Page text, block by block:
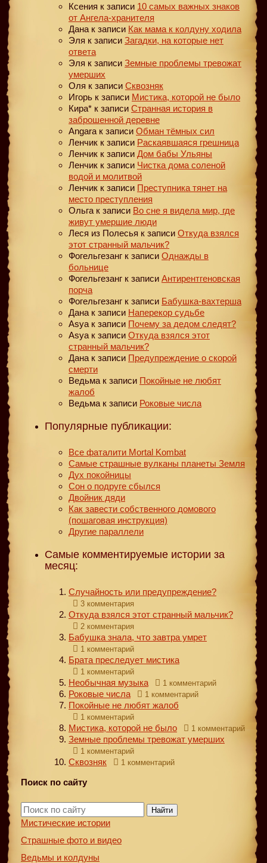
Ксения к записи 10 самых важных знаков
от Ангела-хранителя
Дана к записи Как мама к колдуну ходила
Эля к записи Загадки, на которые нет
ответа
Эля к записи Земные проблемы тревожат
умерших
Оля к записи Сквозняк
Игорь к записи Мистика, которой не было
Кира* к записи Странная история в
заброшенной деревне
Angara к записи Обман тёмных сил
Ленчик к записи Раскаявшаяся грешница
Ленчик к записи Дом бабы Ульяны
Ленчик к записи Чистка дома соленой
водой и молитвой
Ленчик к записи Преступника тянет на
место преступления
Ольга к записи Во сне я видела мир, где
живут умершие люди
Леся из Полесья к записи Откуда взялся
этот странный мальчик?
Фогельгезанг к записи Однажды в
больнице
Фогельгезанг к записи Антирентгеновская
порча
Фогельгезанг к записи Бабушка-вахтерша
Дана к записи Наперекор судьбе
Asya к записи Почему за дедом следят?
Asya к записи Откуда взялся этот
странный мальчик?
Дана к записи Предупреждение о скорой
смерти
Ведьма к записи Покойные не любят
жалоб
Ведьма к записи Роковые числа
Популярные публикации:
Все фаталити Mortal Kombat
Самые страшные вулканы планеты Земля
Дух покойницы
Сон о подруге сбылся
Двойник дяди
Как завести собственного домового
(пошаговая инструкция)
Другие параллели
Самые комментируемые истории за
месяц:
Случайность или предупреждение?
3 комментария
Откуда взялся этот странный мальчик?
2 комментария
Бабушка знала, что завтра умрет
1 комментарий
Брата преследует мистика
1 комментарий
Необычная музыка 1 комментарий
Роковые числа 1 комментарий
Покойные не любят жалоб
1 комментарий
Мистика, которой не было 1 комментарий
Земные проблемы тревожат умерших
1 комментарий
Сквозняк 1 комментарий
Поиск по сайту
Найти
Мистические истории
Страшные фото и видео
Ведьмы и колдуны